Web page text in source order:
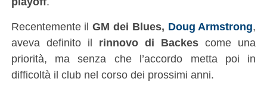
Recentemente ilGM dei Blues, Doug Armstrong,
aveva definito il rinnovo di Backes come una
priorità, ma senza che l’accordo metta poi in
difficoltà il club nel corso dei prossimi anni.